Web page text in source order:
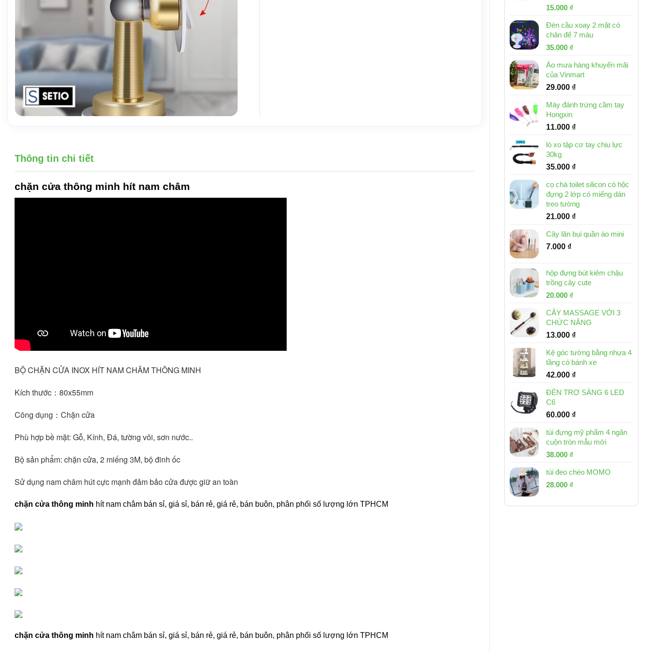
Giá
là:
32.000 ₫.
15.000 ₫
tại
là:
Đèn cầu xoay 2 mặt có
chân đế 7 màu
Giá
là:
46.000 ₫.
35.000 ₫
tại
là:
35.000 ₫.
Áo mưa hàng khuyến mãi
của Vinmart
29.000 ₫
Máy đánh trứng cầm tay
Hongxin
11.000 ₫
lò xo tập cơ tay chịu lực
30kg
35.000 ₫
cọ chà toilet silicon có hộc
đựng 2 lớp có miếng dán
treo tường
21.000 ₫
Cây lăn bụi quần áo mini
7.000 ₫
hộp đựng bút kiêm chậu
trồng cây cute
Giá
là:
30.000 ₫.
20.000 ₫
tại
là:
20.000 ₫.
CÂY MASSAGE VỚI 3
CHỨC NĂNG
13.000 ₫
Kệ góc tường bằng nhựa 4
tầng có bánh xe
42.000 ₫
ĐÈN TRỢ SÁNG 6 LED
C6
60.000 ₫
túi đựng mỹ phẩm 4 ngăn
cuộn tròn mẫu mới
Giá
là:
53.000 ₫.
38.000 ₫
tại
túi đeo chéo MOMO
Giá
là:
28.000 ₫
tại
Thông tin chi tiết
chặn cửa thông minh hít nam châm
BỘ CHẶN CỬA INOX HÍT NAM CHÂM THÔNG MINH
Kích thước：80x55mm
Công dụng：Chặn cửa
Phù hợp bề mặt: Gỗ, Kính, Đá, tường vôi, sơn nước..
Bộ sản phẩm: chặn cửa, 2 miếng 3M, bộ đinh ốc
Sử dụng nam châm hút cực mạnh đảm bảo cửa được giữ an toàn
chặn cửa thông minh hít nam châm bán sỉ, giá sỉ, bán rẻ, giá rẻ, bán buôn, phân phối số lượng lớn TPHCM
chặn cửa thông minh hít nam châm bán sỉ, giá sỉ, bán rẻ, giá rẻ, bán buôn, phân phối số lượng lớn TPHCM